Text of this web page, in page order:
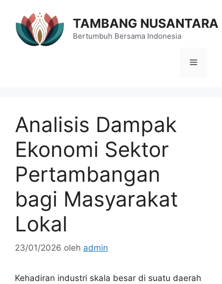
TAMBANG NUSANTARA
Bertumbuh Bersama Indonesia
Menu
Analisis Dampak
Ekonomi Sektor
Pertambangan
bagi Masyarakat
Lokal
23/01/2026 oleh admin
Kehadiran industri skala besar di suatu daerah